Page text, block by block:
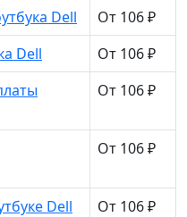
Dell
От 106 ₽
Dell
От 106 ₽
От 106 ₽
От 106 ₽
Dell
От 106 ₽